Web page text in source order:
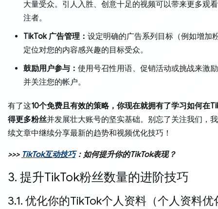
大量受众。引人入胜、创意十足的视频可以带来更多观
注者。
TikTok 广告管理： 设定明确的广告系列目标（例如增加
定位对您的内容感兴趣的目标受众。
鼓励用户参与： 使用号召性用语、促销活动或挑战来激
并关注您的帐户。
有了这10个免费且有效的策略，你现在就拥有了学习如何在
得更多粉丝并发展壮大账号的坚实基础。别忘了关注我们，
续文章中继续分享最新的趋势和视频优化技巧！
>>> TikTok互动技巧：如何提升你的TikTok表现？
3. 提升TikTok粉丝数量的进阶技巧
3.1. 优化你的TikTok个人资料（个人资料优